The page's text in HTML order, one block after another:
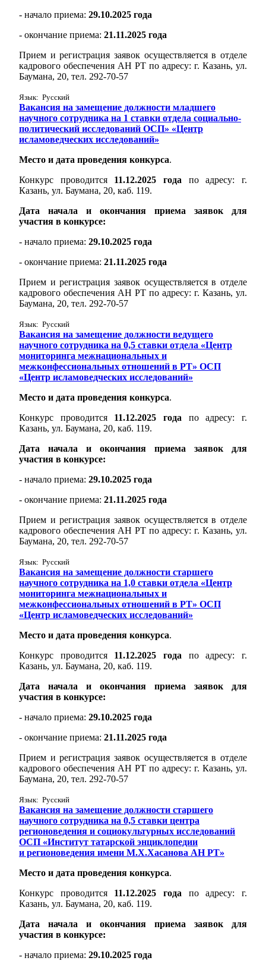
- начало приема: 29.10.2025 года
- окончание приема: 21.11.2025 года
Прием и регистрация заявок осуществляется в отделе
кадрового обеспечения АН РТ по адресу: г. Казань, ул.
Баумана, 20, тел. 292-70-57
Язык: Русский
Вакансия на замещение должности младшего
научного сотрудника на 1 ставки отдела социально-
политический исследований ОСП» «Центр
исламоведческих исследований»
Место и дата проведения конкурса.
Конкурс проводится 11.12.2025 года по адресу: г.
Казань, ул. Баумана, 20, каб. 119.
Дата начала и окончания приема заявок для
участия в конкурсе:
- начало приема: 29.10.2025 года
- окончание приема: 21.11.2025 года
Прием и регистрация заявок осуществляется в отделе
кадрового обеспечения АН РТ по адресу: г. Казань, ул.
Баумана, 20, тел. 292-70-57
Язык: Русский
Вакансия на замещение должности ведущего
научного сотрудника на 0,5 ставки отдела «Центр
мониторинга межнациональных и
межконфессиональных отношений в РТ» ОСП
«Центр исламоведческих исследований»
Место и дата проведения конкурса.
Конкурс проводится 11.12.2025 года по адресу: г.
Казань, ул. Баумана, 20, каб. 119.
Дата начала и окончания приема заявок для
участия в конкурсе:
- начало приема: 29.10.2025 года
- окончание приема: 21.11.2025 года
Прием и регистрация заявок осуществляется в отделе
кадрового обеспечения АН РТ по адресу: г. Казань, ул.
Баумана, 20, тел. 292-70-57
Язык: Русский
Вакансия на замещение должности старшего
научного сотрудника на 1,0 ставки отдела «Центр
мониторинга межнациональных и
межконфессиональных отношений в РТ» ОСП
«Центр исламоведческих исследований»
Место и дата проведения конкурса.
Конкурс проводится 11.12.2025 года по адресу: г.
Казань, ул. Баумана, 20, каб. 119.
Дата начала и окончания приема заявок для
участия в конкурсе:
- начало приема: 29.10.2025 года
- окончание приема: 21.11.2025 года
Прием и регистрация заявок осуществляется в отделе
кадрового обеспечения АН РТ по адресу: г. Казань, ул.
Баумана, 20, тел. 292-70-57
Язык: Русский
Вакансия на замещение должности старшего
научного сотрудника на 0,5 ставки центра
регионоведения и социокультурных исследований
ОСП «Институт татарской энциклопедии
и регионоведения имени М.Х.Хасанова АН РТ»
Место и дата проведения конкурса.
Конкурс проводится 11.12.2025 года по адресу: г.
Казань, ул. Баумана, 20, каб. 119.
Дата начала и окончания приема заявок для
участия в конкурсе:
- начало приема: 29.10.2025 года